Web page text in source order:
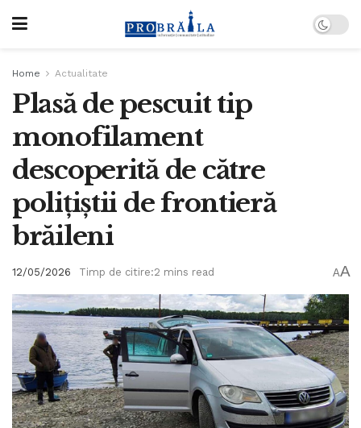
Home Actualitate
Plasă de pescuit tip
monofilament
descoperită de către
polițiștii de frontieră
brăileni
12/05/2026 Timp de citire:2 mins read AA